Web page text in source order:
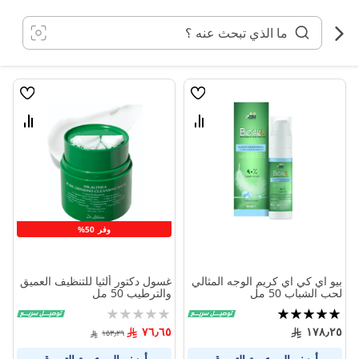
المحتوى
قائمة
قارن
بيو اي كي اي كريم الوجه المثالي
لحب الشباب 50 مل
تقييم:
100%
١٧٨٫٢٥
وفر 50%
قائمة
قارن
غسول دكتور ألثيا للتنظيف العميق
والترطيب 50 مل
Rating:
0%
٧٦٫٦٥ ١٥٣٫٢٩